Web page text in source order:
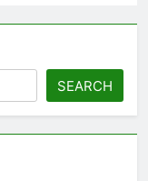
SEARCH